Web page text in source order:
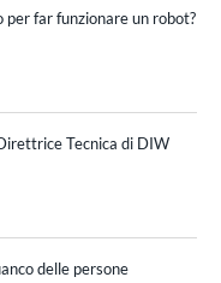
per far funzionare un robot?
Tecnica di DIW
delle persone